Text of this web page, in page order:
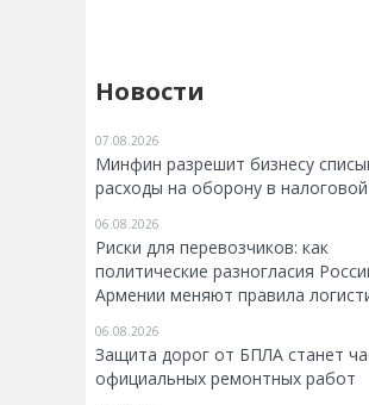
Новости
07.08.2026
Минфин разрешит бизнесу
расходы на оборону в
06.08.2026
Риски для перевозчиков: как
политические разногласия
Армении меняют правила
06.08.2026
Защита дорог от БПЛА станет
официальных ремонтных работ